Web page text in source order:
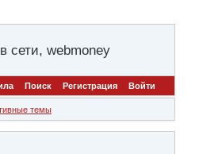
сети, webmoney
Поиск Регистрация Войти
темы